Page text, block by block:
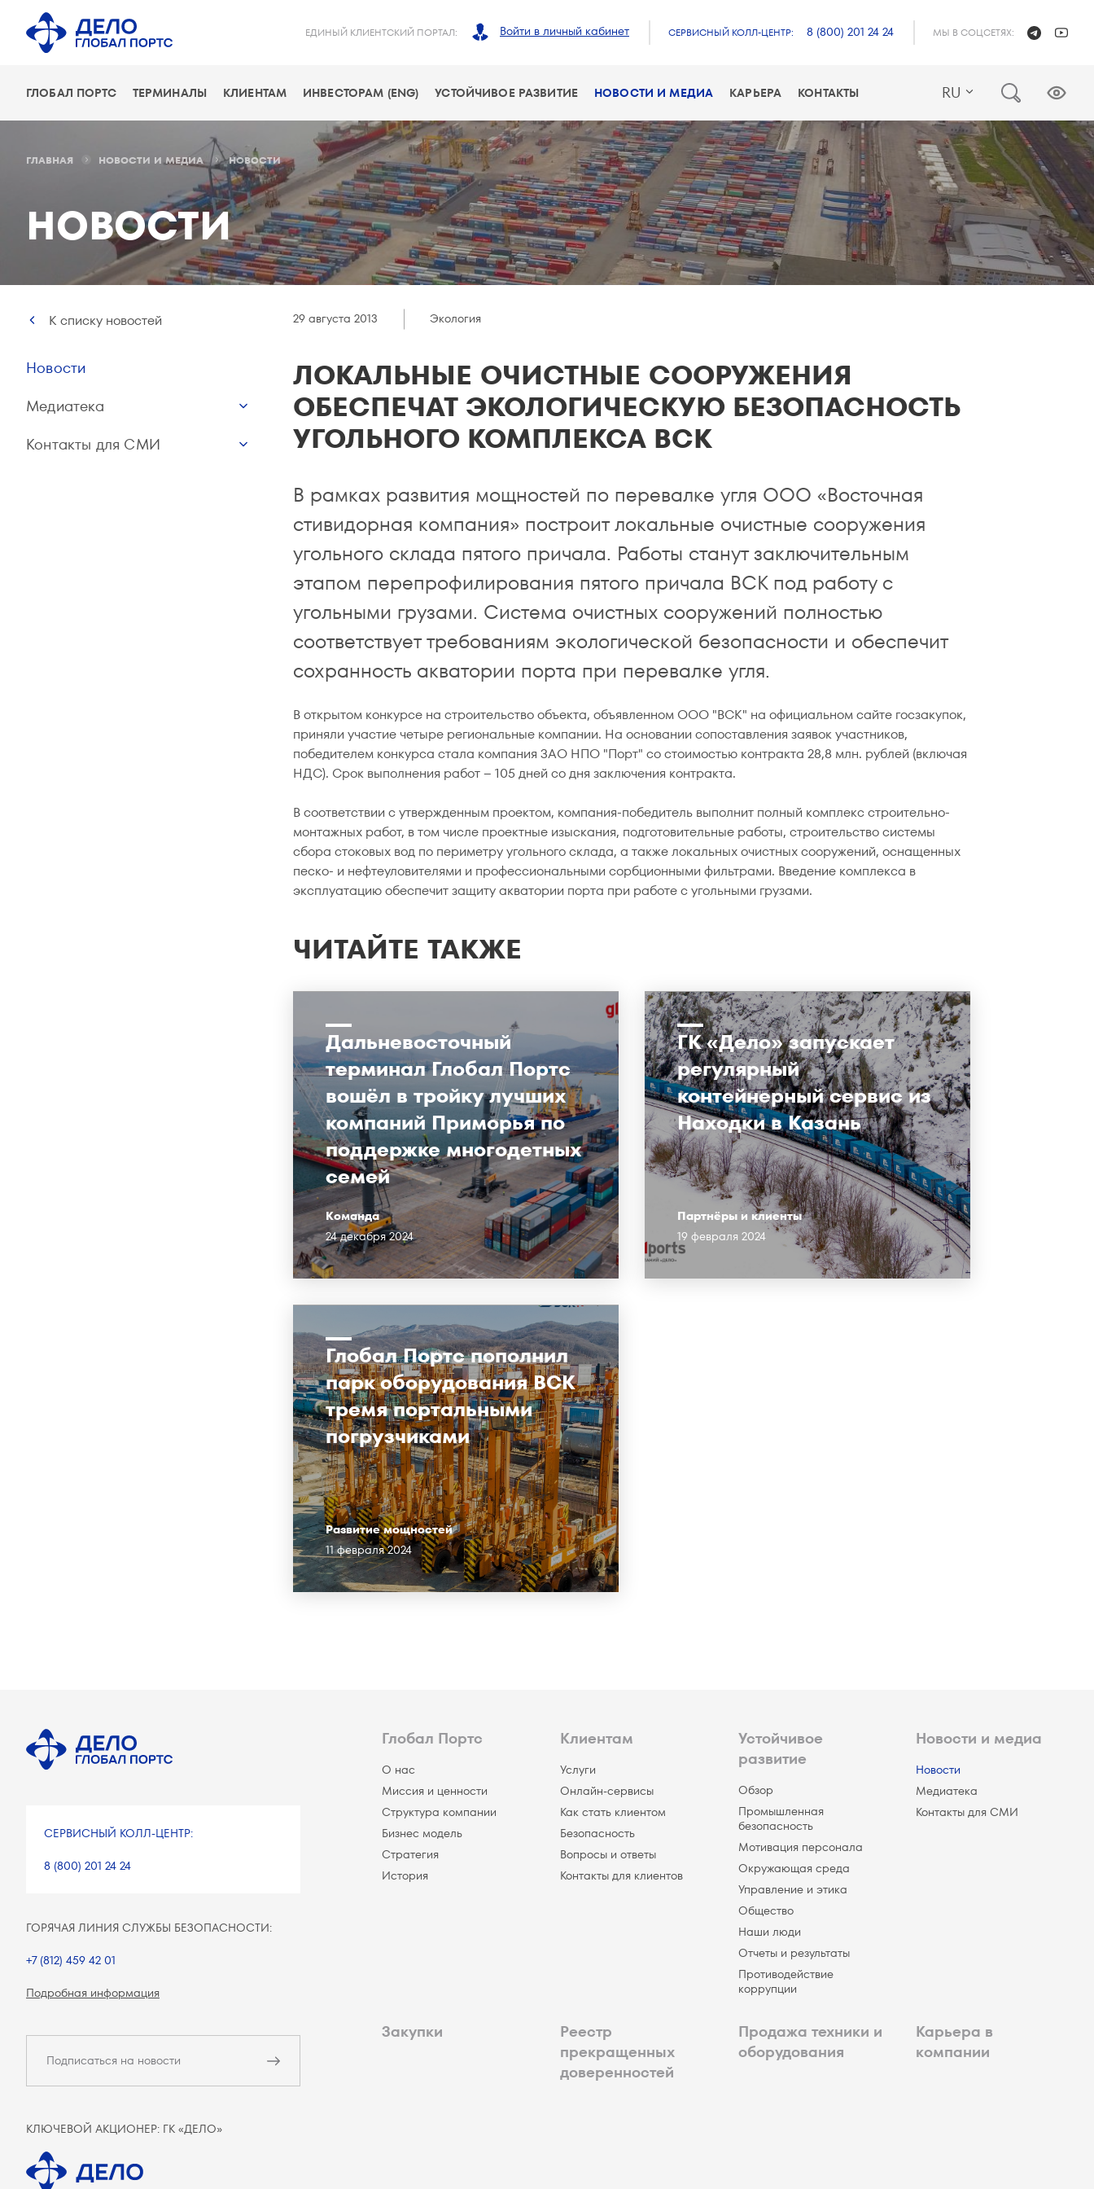
ЕДИНЫЙ КЛИЕНТСКИЙ ПОРТАЛ: Войти в личный кабинет СЕРВИСНЫЙ КОЛЛ-ЦЕНТР: 8 (800) 201 24 24 МЫ В СОЦСЕТЯХ:
ГЛОБАЛ ПОРТС ТЕРМИНАЛЫ КЛИЕНТАМ ИНВЕСТОРАМ (ENG) УСТОЙЧИВОЕ РАЗВИТИЕ НОВОСТИ И МЕДИА КАРЬЕРА КОНТАКТЫ RU
ГЛАВНАЯ НОВОСТИ И МЕДИА НОВОСТИ
НОВОСТИ
К списку новостей
Новости
Медиатека
Контакты для СМИ
29 августа 2013 Экология
ЛОКАЛЬНЫЕ ОЧИСТНЫЕ СООРУЖЕНИЯ
ОБЕСПЕЧАТ ЭКОЛОГИЧЕСКУЮ БЕЗОПАСНОСТЬ
УГОЛЬНОГО КОМПЛЕКСА ВСК
В рамках развития мощностей по перевалке угля ООО «Восточная
стивидорная компания» построит локальные очистные сооружения
угольного склада пятого причала. Работы станут заключительным
этапом перепрофилирования пятого причала ВСК под работу с
угольными грузами. Система очистных сооружений полностью
соответствует требованиям экологической безопасности и обеспечит
сохранность акватории порта при перевалке угля.
В открытом конкурсе на строительство объекта, объявленном ООО "ВСК" на официальном сайте госзакупок,
приняли участие четыре региональные компании. На основании сопоставления заявок участников,
победителем конкурса стала компания ЗАО НПО "Порт" со стоимостью контракта 28,8 млн. рублей (включая
НДС). Срок выполнения работ – 105 дней со дня заключения контракта.
В соответствии с утвержденным проектом, компания-победитель выполнит полный комплекс строительно-
монтажных работ, в том числе проектные изыскания, подготовительные работы, строительство системы
сбора стоковых вод по периметру угольного склада, а также локальных очистных сооружений, оснащенных
песко- и нефтеуловителями и профессиональными сорбционными фильтрами. Введение комплекса в
эксплуатацию обеспечит защиту акватории порта при работе с угольными грузами.
ЧИТАЙТЕ ТАКЖЕ
Дальневосточный
терминал Глобал Портс
вошёл в тройку лучших
компаний Приморья по
поддержке многодетных
семей
Команда
24 декабря 2024
ГК «Дело» запускает
регулярный
контейнерный сервис из
Находки в Казань
Партнёры и клиенты
19 февраля 2024
Глобал Портс пополнил
парк оборудования ВСК
тремя портальными
погрузчиками
Развитие мощностей
11 февраля 2024
СЕРВИСНЫЙ КОЛЛ-ЦЕНТР:
8 (800) 201 24 24
ГОРЯЧАЯ ЛИНИЯ СЛУЖБЫ БЕЗОПАСНОСТИ:
+7 (812) 459 42 01
Подробная информация
Подписаться на новости
КЛЮЧЕВОЙ АКЦИОНЕР: ГК «ДЕЛО»
Глобал Портс
О нас
Миссия и ценности
Структура компании
Бизнес модель
Стратегия
История
Клиентам
Услуги
Онлайн-сервисы
Как стать клиентом
Безопасность
Вопросы и ответы
Контакты для клиентов
Устойчивое
развитие
Обзор
Промышленная
безопасность
Мотивация персонала
Окружающая среда
Управление и этика
Общество
Наши люди
Отчеты и результаты
Противодействие
коррупции
Новости и медиа
Новости
Медиатека
Контакты для СМИ
Закупки
Реестр
прекращенных
доверенностей
Продажа техники и
оборудования
Карьера в
компании